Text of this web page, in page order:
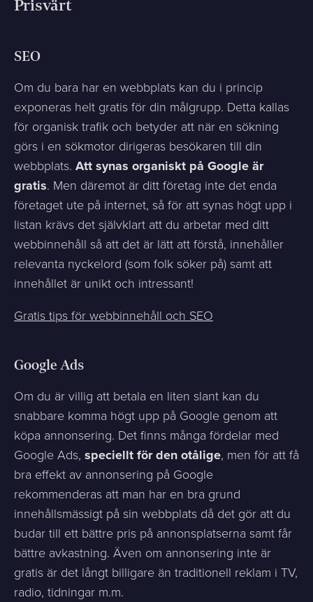
Prisvärt
SEO
Om du bara har en webbplats kan du i princip
exponeras helt gratis för din målgrupp. Detta kallas
för organisk trafik och betyder att när en sökning
görs i en sökmotor dirigeras besökaren till din
webbplats. Att synas organiskt på Google är
gratis. Men däremot är ditt företag inte det enda
företaget ute på internet, så för att synas högt upp i
listan krävs det självklart att du arbetar med ditt
webbinnehåll så att det är lätt att förstå, innehåller
relevanta nyckelord (som folk söker på) samt att
innehållet är unikt och intressant!
Gratis tips för webbinnehåll och SEO
Google Ads
Om du är villig att betala en liten slant kan du
snabbare komma högt upp på Google genom att
köpa annonsering. Det finns många fördelar med
Google Ads, speciellt för den otålige, men för att få
bra effekt av annonsering på Google
rekommenderas att man har en bra grund
innehållsmässigt på sin webbplats då det gör att du
budar till ett bättre pris på annonsplatserna samt får
bättre avkastning. Även om annonsering inte är
gratis är det långt billigare än traditionell reklam i TV,
radio, tidningar m.m.